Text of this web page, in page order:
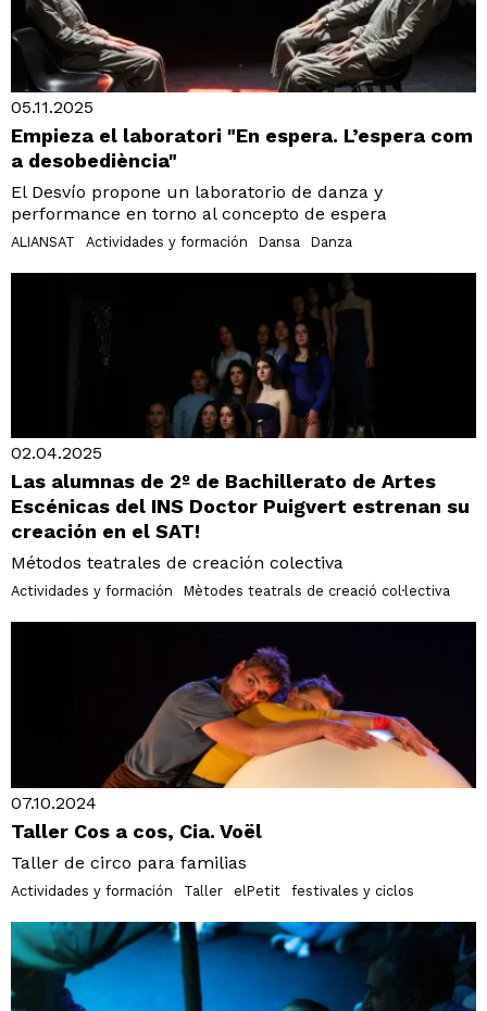
05.11.2025
Empieza el laboratori "En espera. L’espera com
a desobediència"
El Desvío propone un laboratorio de danza y
performance en torno al concepto de espera
ALIANSAT Actividades y formación Dansa Danza
02.04.2025
Las alumnas de 2º de Bachillerato de Artes
Escénicas del INS Doctor Puigvert estrenan su
creación en el SAT!
Métodos teatrales de creación colectiva
Actividades y formación Mètodes teatrals de creació col·lectiva
07.10.2024
Taller Cos a cos, Cia. Voël
Taller de circo para familias
Actividades y formación Taller elPetit festivales y ciclos